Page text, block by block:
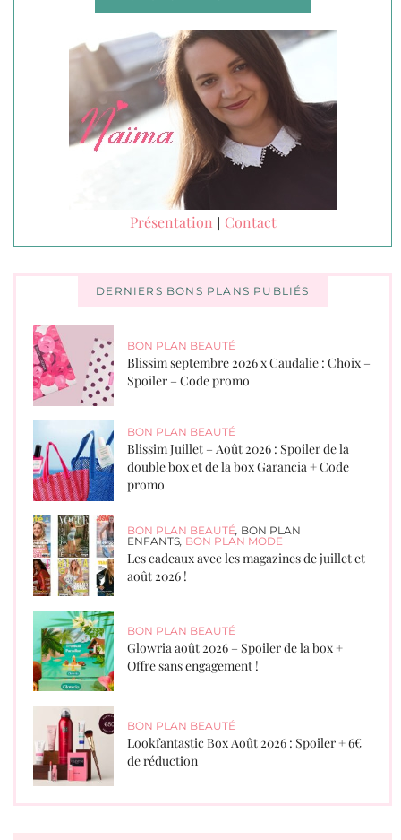
Présentation | Contact
DERNIERS BONS PLANS PUBLIÉS
BON PLAN BEAUTÉ
Blissim septembre 2026 x Caudalie : Choix –
Spoiler – Code promo
BON PLAN BEAUTÉ
Blissim Juillet – Août 2026 : Spoiler de la
double box et de la box Garancia + Code
promo
BON PLAN BEAUTÉ, BON PLAN
ENFANTS, BON PLAN MODE
Les cadeaux avec les magazines de juillet et
août 2026 !
BON PLAN BEAUTÉ
Glowria août 2026 – Spoiler de la box +
Offre sans engagement !
BON PLAN BEAUTÉ
Lookfantastic Box Août 2026 : Spoiler + 6€
de réduction